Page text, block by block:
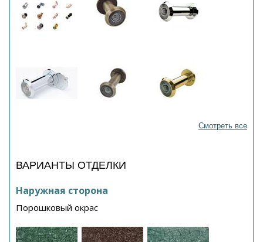
Смотреть все
ВАРИАНТЫ ОТДЕЛКИ
Наружная сторона
Порошковый окрас